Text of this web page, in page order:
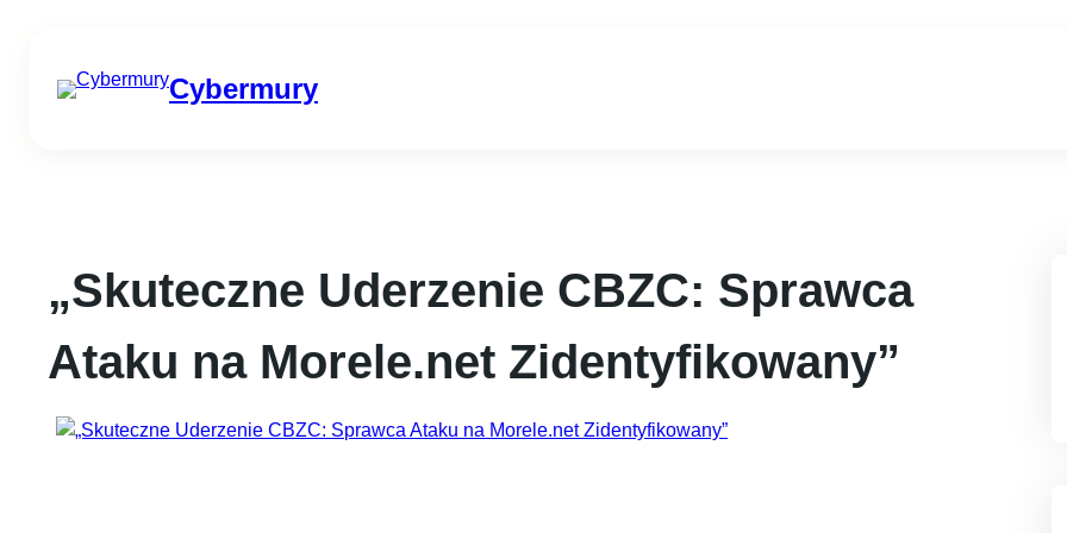
Cybermury
„Skuteczne Uderzenie CBZC: Sprawca
Ataku na Morele.net Zidentyfikowany”